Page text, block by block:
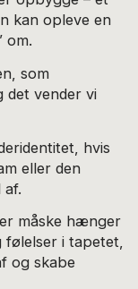
kan opleve en
om.
som
det vender vi
hvis
eller den
af.
måske hænger
følelser i tapetet,
og skabe